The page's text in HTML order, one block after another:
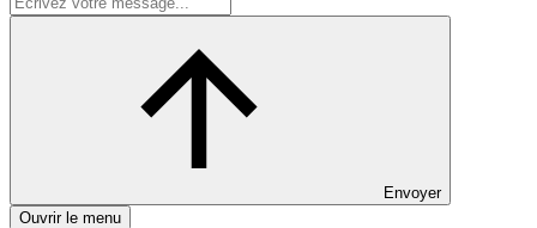
Envoyer
Ouvrir le menu